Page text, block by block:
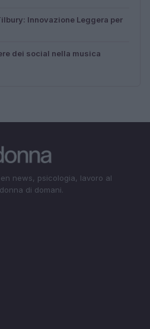
Innovazione Leggera per
dei social nella musica
news, psicologia, lavoro al
di domani.